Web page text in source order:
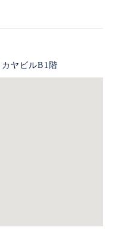
ヤビルB1階